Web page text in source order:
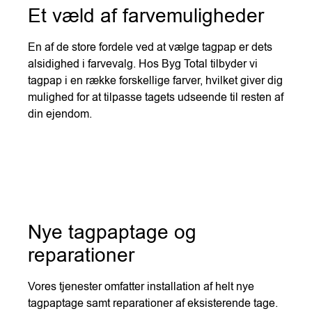
Et væld af farvemuligheder
En af de store fordele ved at vælge tagpap er dets
alsidighed i farvevalg. Hos Byg Total tilbyder vi
tagpap i en række forskellige farver, hvilket giver dig
mulighed for at tilpasse tagets udseende til resten af
din ejendom.
Nye tagpaptage og
reparationer
Vores tjenester omfatter installation af helt nye
tagpaptage samt reparationer af eksisterende tage.